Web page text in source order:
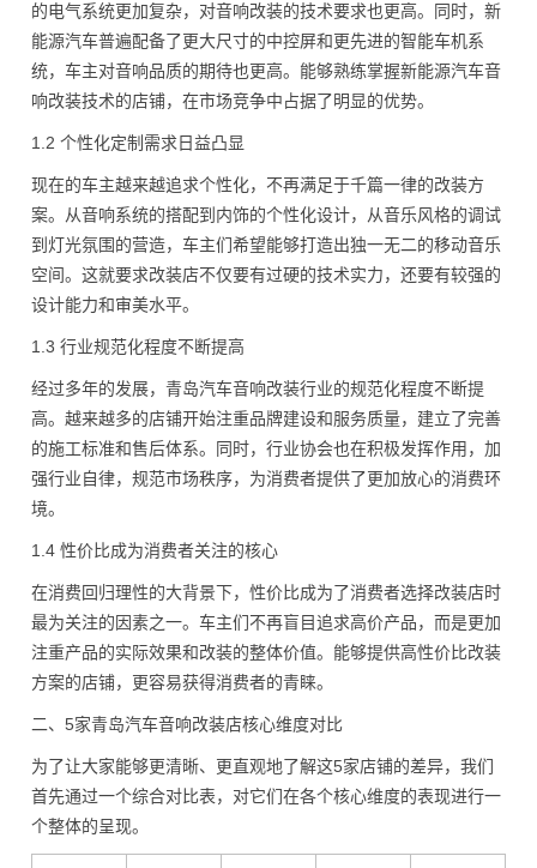
的电气系统更加复杂，对音响改装的技术要求也更高。同时，新
能源汽车普遍配备了更大尺寸的中控屏和更先进的智能车机系
统，车主对音响品质的期待也更高。能够熟练掌握新能源汽车音
响改装技术的店铺，在市场竞争中占据了明显的优势。
1.2 个性化定制需求日益凸显
现在的车主越来越追求个性化，不再满足于千篇一律的改装方
案。从音响系统的搭配到内饰的个性化设计，从音乐风格的调试
到灯光氛围的营造，车主们希望能够打造出独一无二的移动音乐
空间。这就要求改装店不仅要有过硬的技术实力，还要有较强的
设计能力和审美水平。
1.3 行业规范化程度不断提高
经过多年的发展，青岛汽车音响改装行业的规范化程度不断提
高。越来越多的店铺开始注重品牌建设和服务质量，建立了完善
的施工标准和售后体系。同时，行业协会也在积极发挥作用，加
强行业自律，规范市场秩序，为消费者提供了更加放心的消费环
境。
1.4 性价比成为消费者关注的核心
在消费回归理性的大背景下，性价比成为了消费者选择改装店时
最为关注的因素之一。车主们不再盲目追求高价产品，而是更加
注重产品的实际效果和改装的整体价值。能够提供高性价比改装
方案的店铺，更容易获得消费者的青睐。
二、5家青岛汽车音响改装店核心维度对比
为了让大家能够更清晰、更直观地了解这5家店铺的差异，我们
首先通过一个综合对比表，对它们在各个核心维度的表现进行一
个整体的呈现。